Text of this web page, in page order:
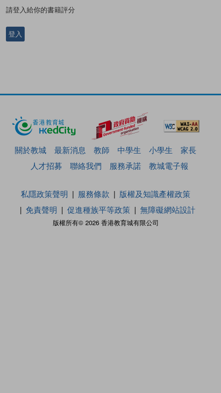
請登入給你的書籍評分
登入
關於教城 最新消息 教師 中學生 小學生
家長
人才招募
聯絡我們 服務承諾 教城電子報
版權所有© 2026 香港教育城有限公司
私隱政策聲明 服務條款
版權及知識產權政策
免責聲明
促進種族平等政策 無障礙網站設計